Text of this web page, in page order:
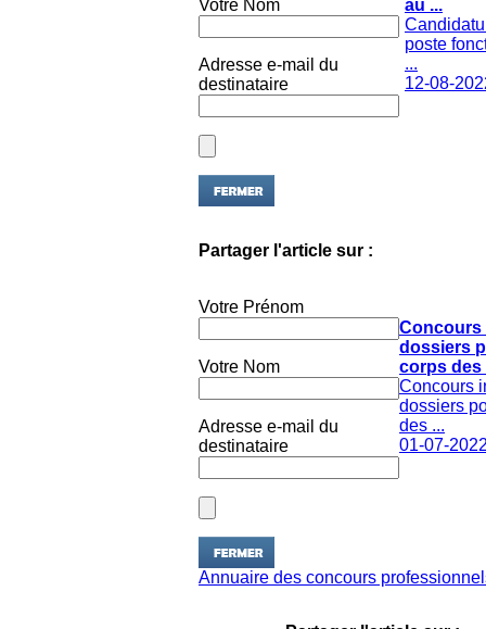
destinataire
poste
...
12-08-
destinataire
dossiers
corps des
Concours
dossiers
des ...
01-07-
Annuaire des concours